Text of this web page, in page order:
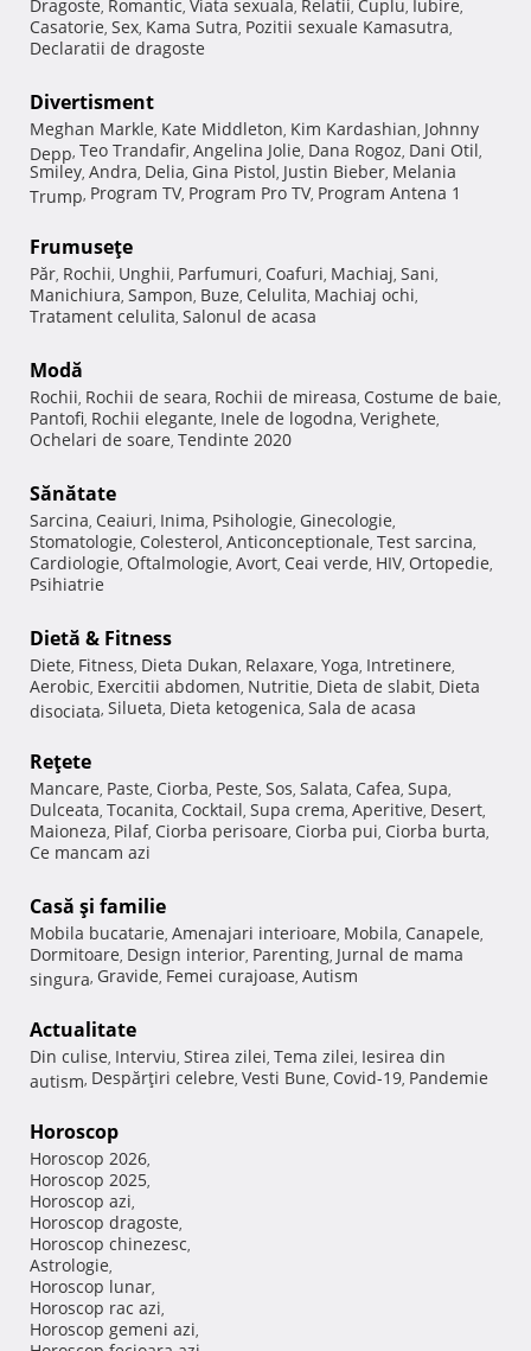
Dragoste, Romantic, Viata sexuala, Relatii, Cuplu, Iubire,
Casatorie, Sex, Kama Sutra, Pozitii sexuale Kamasutra,
Declaratii de dragoste
Divertisment
Meghan Markle, Kate Middleton, Kim Kardashian, Johnny
Depp, Teo Trandafir, Angelina Jolie, Dana Rogoz, Dani Otil,
Smiley, Andra, Delia, Gina Pistol, Justin Bieber, Melania
Trump, Program TV, Program Pro TV, Program Antena 1
Frumuseţe
Păr, Rochii, Unghii, Parfumuri, Coafuri, Machiaj, Sani,
Manichiura, Sampon, Buze, Celulita, Machiaj ochi,
Tratament celulita, Salonul de acasa
Modă
Rochii, Rochii de seara, Rochii de mireasa, Costume de baie,
Pantofi, Rochii elegante, Inele de logodna, Verighete,
Ochelari de soare, Tendinte 2020
Sănătate
Sarcina, Ceaiuri, Inima, Psihologie, Ginecologie,
Stomatologie, Colesterol, Anticonceptionale, Test sarcina,
Cardiologie, Oftalmologie, Avort, Ceai verde, HIV, Ortopedie,
Psihiatrie
Dietă & Fitness
Diete, Fitness, Dieta Dukan, Relaxare, Yoga, Intretinere,
Aerobic, Exercitii abdomen, Nutritie, Dieta de slabit, Dieta
disociata, Silueta, Dieta ketogenica, Sala de acasa
Reţete
Mancare, Paste, Ciorba, Peste, Sos, Salata, Cafea, Supa,
Dulceata, Tocanita, Cocktail, Supa crema, Aperitive, Desert,
Maioneza, Pilaf, Ciorba perisoare, Ciorba pui, Ciorba burta,
Ce mancam azi
Casă şi familie
Mobila bucatarie, Amenajari interioare, Mobila, Canapele,
Dormitoare, Design interior, Parenting, Jurnal de mama
singura, Gravide, Femei curajoase, Autism
Actualitate
Din culise, Interviu, Stirea zilei, Tema zilei, Iesirea din
autism, Despărţiri celebre, Vesti Bune, Covid-19, Pandemie
Horoscop
Horoscop 2026,
Horoscop 2025,
Horoscop azi,
Horoscop dragoste,
Horoscop chinezesc,
Astrologie,
Horoscop lunar,
Horoscop rac azi,
Horoscop gemeni azi,